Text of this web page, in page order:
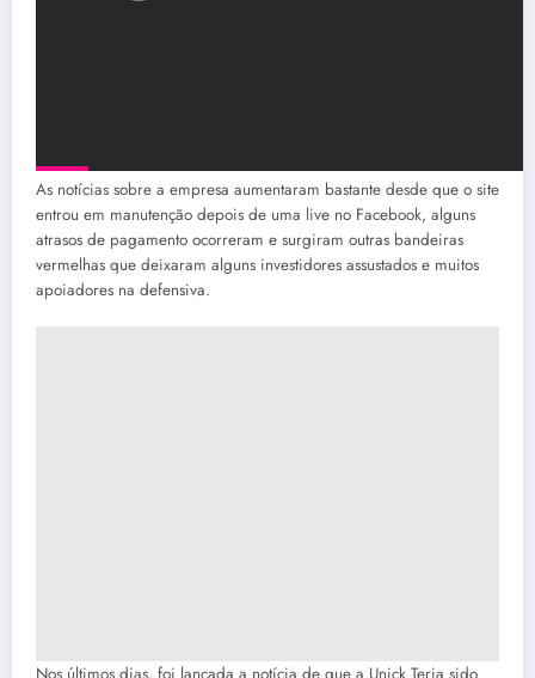
As notícias sobre a empresa aumentaram bastante desde que o site
entrou em manutenção depois de uma live no Facebook, alguns
atrasos de pagamento ocorreram e surgiram outras bandeiras
vermelhas que deixaram alguns investidores assustados e muitos
apoiadores na defensiva.
Nos últimos dias, foi lançada a notícia de que a Unick Teria sido